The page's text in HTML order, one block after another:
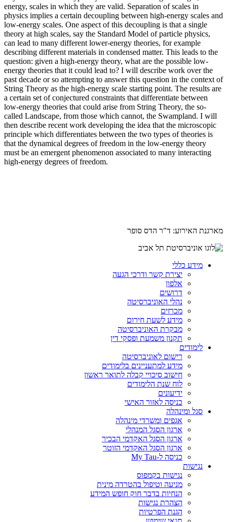
energy, scales in which they are valid. Separation of scales in
physics implies a certain decoupling between high-energy scales and
low-energy scales. One aspect of this decoupling is that a single
theory at high scales, say the Standard Model of particle physics,
can lead to many different lower-energy theories, for example
describing different materials in condensed matter. This leads to the
question: given a high-energy theory, what are the possible low-
energy theories that it could lead to? I will describe work over the
past decade or so attempting to answer this question in the context of
String Theory as the high-energy scale starting point. The results are
a certain set of conjectured constraints that differentiate between
low-energy theories that could arise from String Theory, the so-
called Landscape, from those which cannot, the Swampland. I will
then describe recent work developing the idea that the microscopic
principle which differentiates between the two types of theories is
that the dynamical degrees of freedom in the low-energy theory
must be an emergent phenomenon associated to many interacting
high-energy degrees of freedom.
מארגנת האירוע: ד"ר הדס סופר
מידע כללי
יצירת קשר ודרכי הגעה
אלפון
דרושים
נהלי האוניברסיטה
מכרזים
מידע לשעת חירום
מבקרת האוניברסיטה
תקנון משמעת ופסקי דין
לימודים
רישום לאוניברסיטה
מידע למתעניינים בלימודים
חישוב סיכויי קבלה לתואר ראשון
לוח שנת הלימודים
ידיעונים
כניסה לאזור האישי
סגל ומינהלה
אגפים ומשרדי מינהלה
ארגון הסגל המנהלי
ארגון הסגל האקדמי הבכיר
ארגון הסגל האקדמי הזוטר
כניסה ל-My Tau
נגישות
נגישות בקמפוס
מניעה וטיפול בהטרדה מינית
הנחיות בדבר חוק חופש המידע
הצהרת נגישות
הגנת הפרטיות